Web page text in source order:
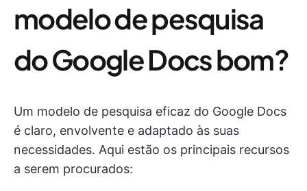
modelo de pesquisa
do Google Docs bom?
Um modelo de pesquisa eficaz do Google Docs
é claro, envolvente e adaptado às suas
necessidades. Aqui estão os principais recursos
a serem procurados: